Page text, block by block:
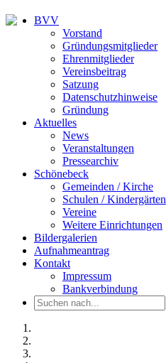
BVV
Vorstand
Gründungsmitglieder
Ehrenmitglieder
Vereinsbeitrag
Satzung
Datenschutzhinweise
Gründung
Aktuelles
News
Veranstaltungen
Pressearchiv
Schönebeck
Gemeinden / Kirche
Schulen / Kindergärten
Vereine
Weitere Einrichtungen
Bildergalerien
Aufnahmeantrag
Kontakt
Impressum
Bankverbindung